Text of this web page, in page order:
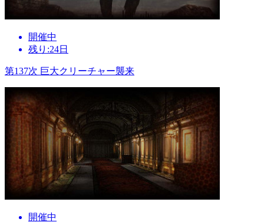
開催中
残り:24日
第137次 巨大クリーチャー襲来
開催中